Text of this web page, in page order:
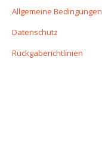
Allgemeine Bedingungen
Datenschutz
Rückgaberichtlinien